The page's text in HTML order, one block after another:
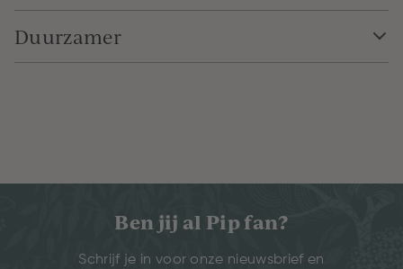
Duurzamer
Ben jij al Pip fan?
Schrijf je in voor onze nieuwsbrief en